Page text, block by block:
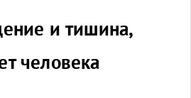
и тишина,
человека